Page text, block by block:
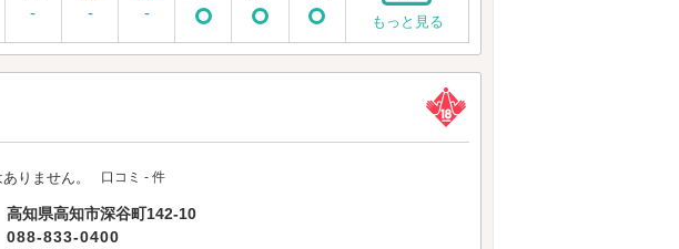
-
-
-
もっと見る
りません。 口コミ - 件
高知県高知市深谷町142-10
088-833-0400